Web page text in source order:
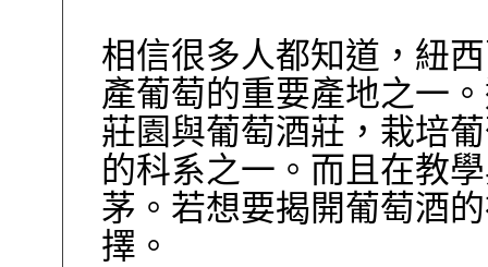
相信很多人都知道，紐
產葡萄的重要產地之一
莊園與葡萄酒莊，栽培
的科系之一。而且在教
茅。若想要揭開葡萄酒
擇。